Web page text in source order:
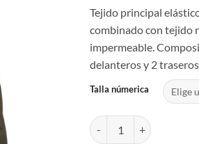
Tejido principal
combinado con tejido
impermeable.
delanteros y 2
Talla númerica
PANTALÓN HART